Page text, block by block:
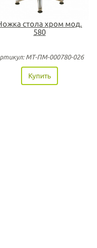
стола хром мод.
580
МТ-ПМ-000780-026
Купить